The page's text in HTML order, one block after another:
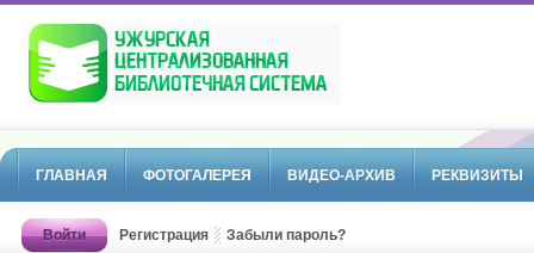
ГЛАВНАЯ ФОТОГАЛЕРЕЯ ВИДЕО-АРХИВ РЕКВИЗИТЫ
Войти Регистрация Забыли пароль?